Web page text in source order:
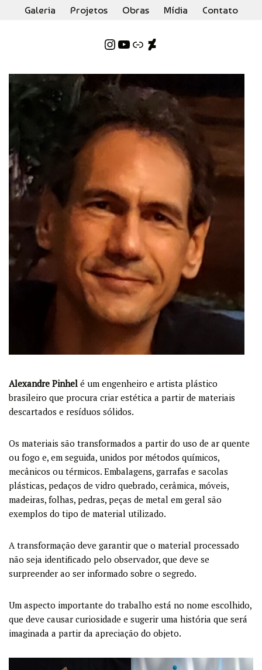
conteúdo
Galeria Projetos Obras Mídia Contato
Alexandre Pinhel é um engenheiro e artista plástico
brasileiro que procura criar estética a partir de materiais
descartados e resíduos sólidos.
Os materiais são transformados a partir do uso de ar quente
ou fogo e, em seguida, unidos por métodos químicos,
mecânicos ou térmicos. Embalagens, garrafas e sacolas
plásticas, pedaços de vidro quebrado, cerâmica, móveis,
madeiras, folhas, pedras, peças de metal em geral são
exemplos do tipo de material utilizado.
A transformação deve garantir que o material processado
não seja identificado pelo observador, que deve se
surpreender ao ser informado sobre o segredo.
Um aspecto importante do trabalho está no nome escolhido,
que deve causar curiosidade e sugerir uma história que será
imaginada a partir da apreciação do objeto.